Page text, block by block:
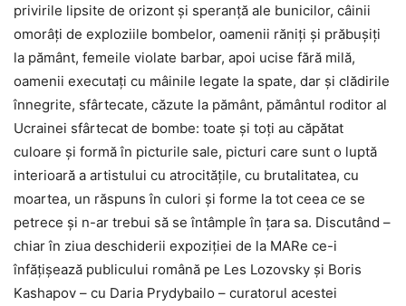
privirile lipsite de orizont și speranță ale bunicilor, câinii
omorâți de exploziile bombelor, oamenii răniți și prăbușiți
la pământ, femeile violate barbar, apoi ucise fără milă,
oamenii executați cu mâinile legate la spate, dar și clădirile
înnegrite, sfârtecate, căzute la pământ, pământul roditor al
Ucrainei sfârtecat de bombe: toate și toți au căpătat
culoare și formă în picturile sale, picturi care sunt o luptă
interioară a artistului cu atrocitățile, cu brutalitatea, cu
moartea, un răspuns în culori și forme la tot ceea ce se
petrece și n-ar trebui să se întâmple în țara sa. Discutând –
chiar în ziua deschiderii expoziției de la MARe ce-i
înfățișează publicului română pe Les Lozovsky și Boris
Kashapov – cu Daria Prydybailo – curatorul acestei